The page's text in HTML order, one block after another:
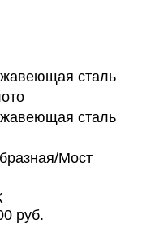
сталь
сталь
Мост
руб.